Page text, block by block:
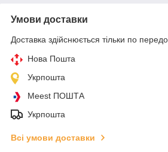
Умови доставки
Доставка здійснюється тільки по
Нова Пошта
Укрпошта
Meest ПОШТА
Укрпошта
Всі умови доставки